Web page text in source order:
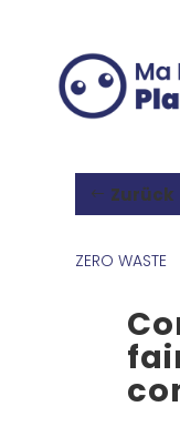
Zurück
ZERO WASTE